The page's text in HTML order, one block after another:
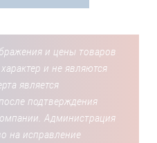
и цены товаров
и не являются
является
подтверждения
Администрация
на исправление